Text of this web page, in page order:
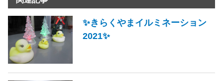
✨きらくやまイルミネーション
2021✨